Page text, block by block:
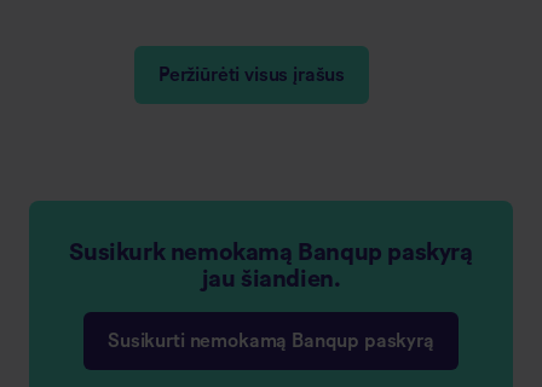
Peržiūrėti visus įrašus
Susikurk nemokamą Banqup paskyrą
jau šiandien.
Susikurti nemokamą Banqup paskyrą